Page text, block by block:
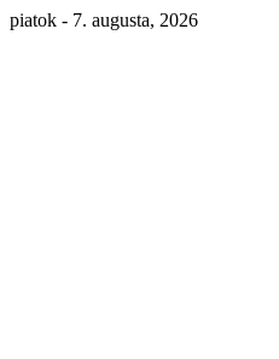
piatok - 7. augusta, 2026